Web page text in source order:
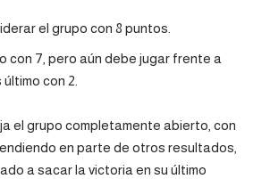
el grupo con 8 puntos.
con 7, pero aún debe jugar frente a
último con 2.
el grupo completamente abierto, con
en parte de otros resultados,
a sacar la victoria en su último